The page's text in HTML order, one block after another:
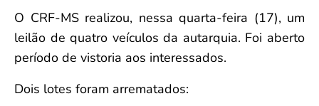
Consulta de Farmacêuticos e Estabelecimentos Inscritos no CRF/MS
Saúde Pública e Indígena
Calendário Eleitoral
Candidatos
Votação
Eleições Anteriores
O CRF-MS realizou, nessa quarta-feira (17), um
leilão de quatro veículos da autarquia. Foi aberto
período de vistoria aos interessados.
Dois lotes foram arrematados: